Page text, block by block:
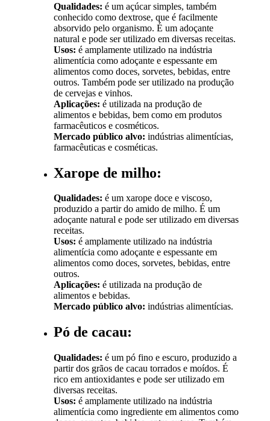
Qualidades: é um açúcar simples, também
conhecido como dextrose, que é facilmente
absorvido pelo organismo. É um adoçante
natural e pode ser utilizado em diversas receitas.
Usos: é amplamente utilizado na indústria
alimentícia como adoçante e espessante em
alimentos como doces, sorvetes, bebidas, entre
outros. Também pode ser utilizado na produção
de cervejas e vinhos.
Aplicações: é utilizada na produção de
alimentos e bebidas, bem como em produtos
farmacêuticos e cosméticos.
Mercado público alvo: indústrias alimentícias,
farmacêuticas e cosméticas.
Xarope de milho:
Qualidades: é um xarope doce e viscoso,
produzido a partir do amido de milho. É um
adoçante natural e pode ser utilizado em diversas
receitas.
Usos: é amplamente utilizado na indústria
alimentícia como adoçante e espessante em
alimentos como doces, sorvetes, bebidas, entre
outros.
Aplicações: é utilizada na produção de
alimentos e bebidas.
Mercado público alvo: indústrias alimentícias.
Pó de cacau:
Qualidades: é um pó fino e escuro, produzido a
partir dos grãos de cacau torrados e moídos. É
rico em antioxidantes e pode ser utilizado em
diversas receitas.
Usos: é amplamente utilizado na indústria
alimentícia como ingrediente em alimentos como